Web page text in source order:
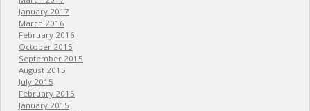
January 2017
March 2016
February 2016
October 2015
September 2015
August 2015
July 2015
February 2015
January 2015